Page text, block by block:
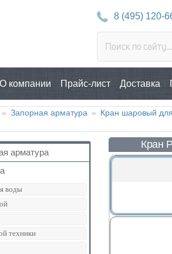
8 (495) 120-
О компании Прайс-лист Доставка
» Запорная арматура » Кран шаровый
арматура
воды
техники
Кран